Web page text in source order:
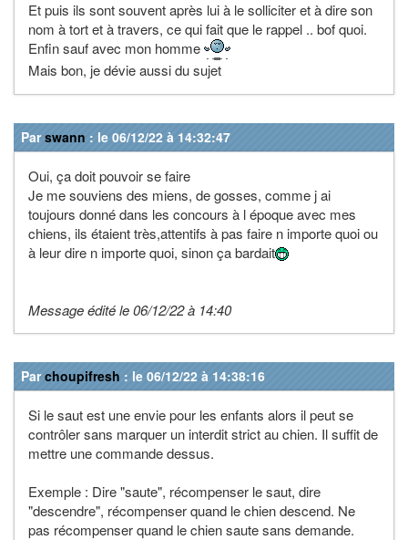
Et puis ils sont souvent après lui à le solliciter et à dire son
nom à tort et à travers, ce qui fait que le rappel .. bof quoi.
Enfin sauf avec mon homme
Mais bon, je dévie aussi du sujet
Parswann : le 06/12/22 à 14:32:47
Oui, ça doit pouvoir se faire
Je me souviens des miens, de gosses, comme j ai
toujours donné dans les concours à l époque avec mes
chiens, ils étaient très,attentifs à pas faire n importe quoi ou
à leur dire n importe quoi, sinon ça bardait
Message édité le 06/12/22 à 14:40
Parchoupifresh : le 06/12/22 à 14:38:16
Si le saut est une envie pour les enfants alors il peut se
contrôler sans marquer un interdit strict au chien. Il suffit de
mettre une commande dessus.
Exemple : Dire "saute", récompenser le saut, dire
"descendre", récompenser quand le chien descend. Ne
pas récompenser quand le chien saute sans demande.